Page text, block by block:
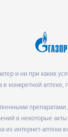
и ни при каких
конкретной аптеке,
препаратами
в некоторые акты
из интернет-аптеки